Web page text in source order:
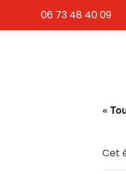
06 73 48 40 09
«
Cet